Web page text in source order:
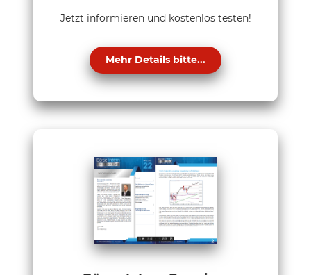
Jetzt informieren und kostenlos testen!
Mehr Details bitte...